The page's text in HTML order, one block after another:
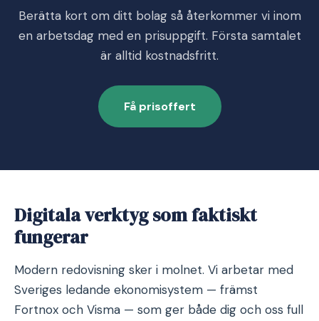
Berätta kort om ditt bolag så återkommer vi inom
en arbetsdag med en prisuppgift. Första samtalet
är alltid kostnadsfritt.
Få prisoffert
Digitala verktyg som faktiskt
fungerar
Modern redovisning sker i molnet. Vi arbetar med
Sveriges ledande ekonomisystem — främst
Fortnox och Visma — som ger både dig och oss full